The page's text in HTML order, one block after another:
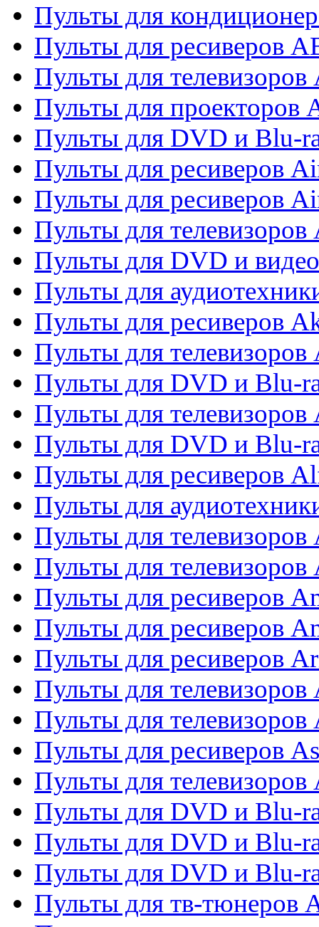
Пульты для
Пульты для ресиверов
Пульты для телевизоров
Пульты для проекторов
Пульты для DVD и Blu-
Пульты для ресиверов
Пульты для ресиверов
Пульты для телевизоров
Пульты для DVD и
Пульты для
Пульты для ресиверов
Пульты для телевизоров
Пульты для DVD и Blu-
Пульты для
Пульты для DVD и Blu-
Пульты для ресиверов
Пульты для
Пульты для
Пульты для
Пульты для ресиверов
Пульты для ресиверов
Пульты для ресиверов
Пульты для
Пульты для телевизоров
Пульты для ресиверов
Пульты для телевизоров
Пульты для DVD и Blu-
Пульты для DVD и Blu-
Пульты для DVD и Blu-
Пульты для тв-тюнеров